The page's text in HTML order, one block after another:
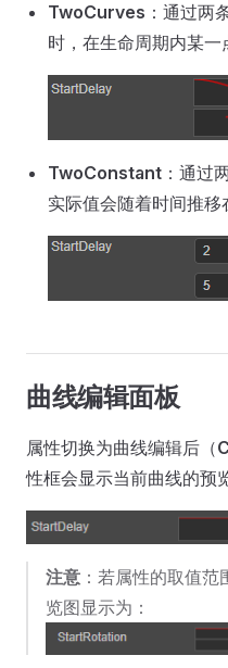
TwoCurves ：通过两
时，在生命周期内某一
TwoConstant ：通过
实际值会随着时间推移
曲线编辑面板
属性切换为曲线编辑后（
性框会显示当前曲线的预
注意 ：若属性的取值
览图显示为：